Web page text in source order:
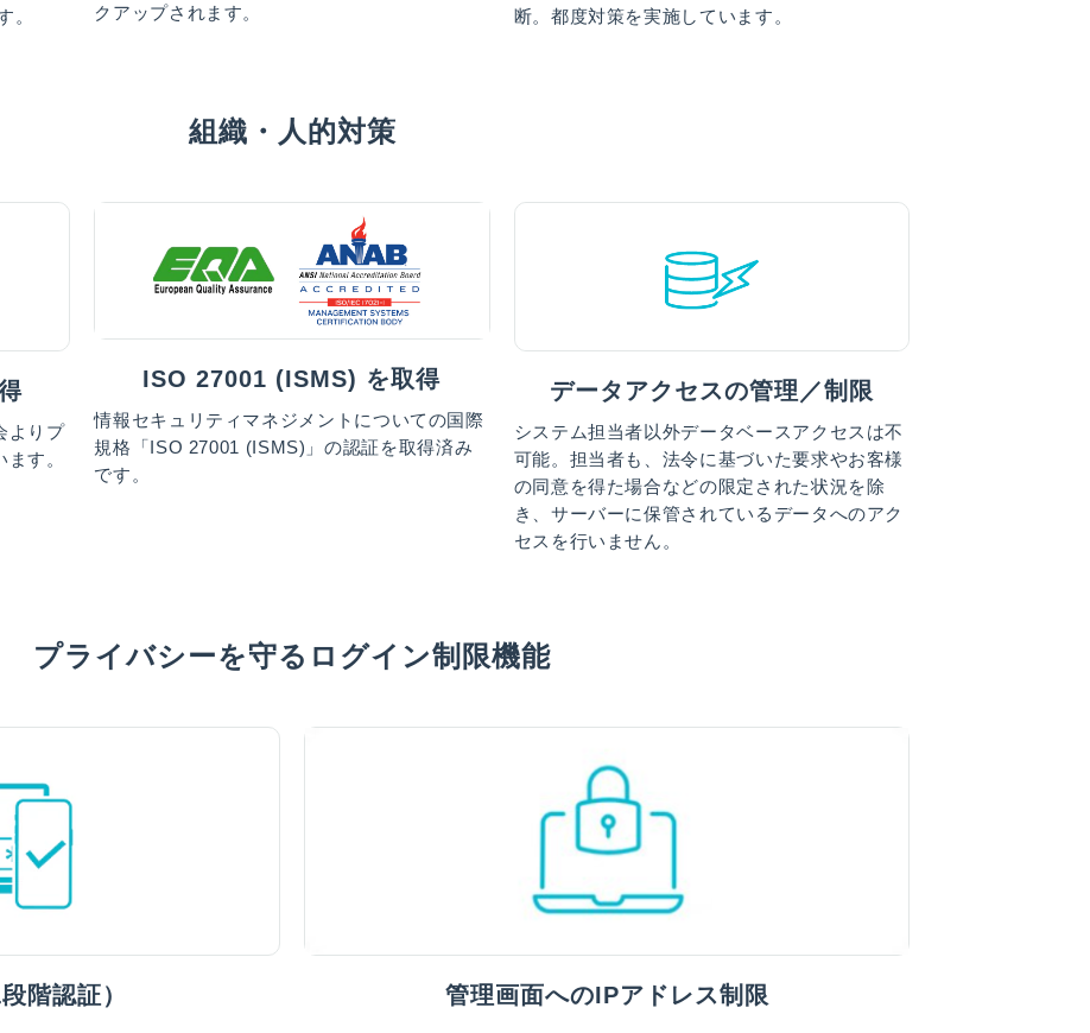
。
クアップされます。
断。都度対策を実施しています。
組織・人的対策
よりプ
す。
ISO 27001 (ISMS) を取得
情報セキュリティマネジメントについての国際
規格「ISO 27001 (ISMS)」の認証を取得済み
です。
データアクセスの管理／制限
システム担当者以外データベースアクセスは不
可能。担当者も、法令に基づいた要求やお客様
の同意を得た場合などの限定された状況を除
き、サーバーに保管されているデータへのアク
セスを行いません。
プライバシーを守るログイン制限機能
階認証） 管理画面へのIPアドレス制限